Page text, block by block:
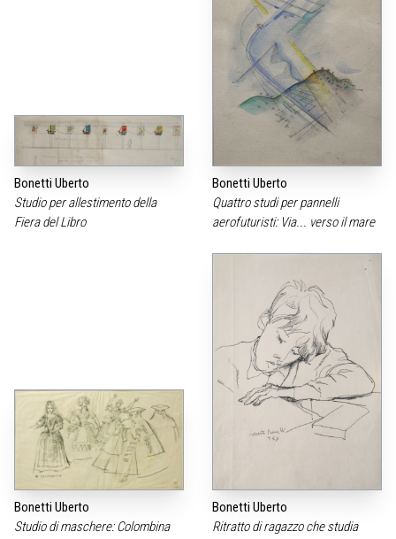
Bonetti Uberto
Studio per allestimento della
Fiera del Libro
Bonetti Uberto
Quattro studi per pannelli
aerofuturisti: Via... verso il mare
Bonetti Uberto
Studio di maschere: Colombina
Bonetti Uberto
Ritratto di ragazzo che studia